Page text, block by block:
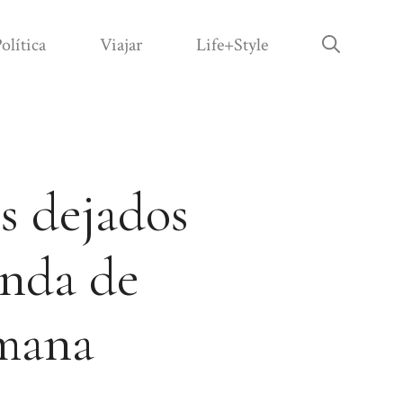
Viajar Life+Style
dejados
de